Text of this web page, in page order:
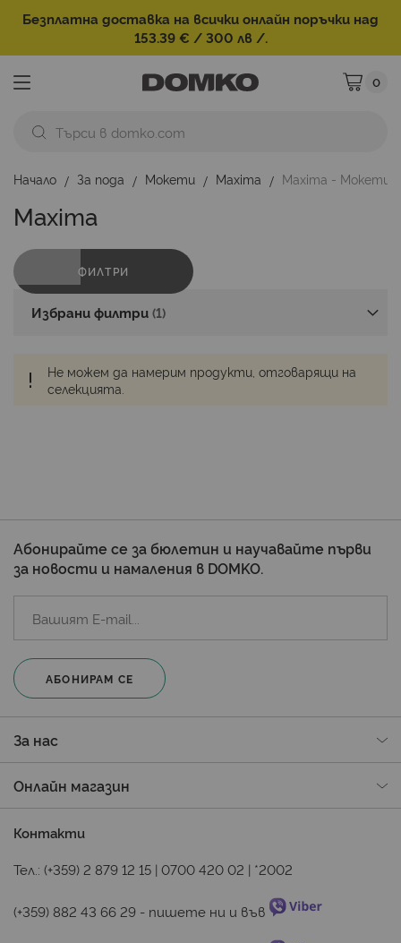
Безплатна доставка на всички онлайн поръчки над
153.39 € / 300 лв /.
Моята
0
Начало За пода Мокети Maxima Maxima - Мокети
Maxima
ФИЛТРИ
Избрани филтри
Не можем да намерим продукти, отговарящи на
селекцията.
Абонирайте се за бюлетин и научавайте първи
за новости и намаления в DOMKO.
АБОНИРАМ СЕ
За нас
Онлайн магазин
Контакти
Тел.: (+359) 2 879 12 15 | 0700 420 02 | *2002
(+359) 882 43 66 29 - пишете ни и във